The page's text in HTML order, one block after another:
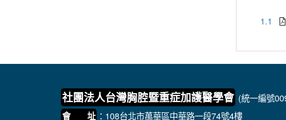
1.1
社團法人台灣胸腔暨重症加護醫學會 (統一編號
會 址 ：108台北市萬華區中華路一段74號4樓